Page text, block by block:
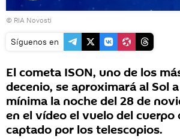
Reproducir
vídeo
© RIA Novosti
Síguenos en
El cometa ISON, uno de los
decenio, se aproximará al Sol
mínima la noche del 28 de
en el vídeo el vuelo del cuerpo
captado por los telescopios.